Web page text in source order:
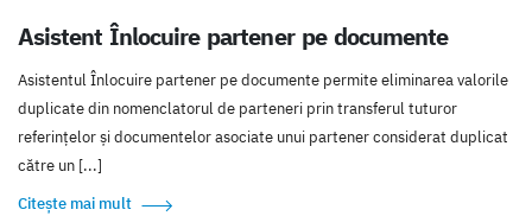
Asistent Înlocuire partener pe documente
Asistentul Înlocuire partener pe documente permite eliminarea valorile
duplicate din nomenclatorul de parteneri prin transferul tuturor
referințelor și documentelor asociate unui partener considerat duplicat
către un [...]
Citește mai mult